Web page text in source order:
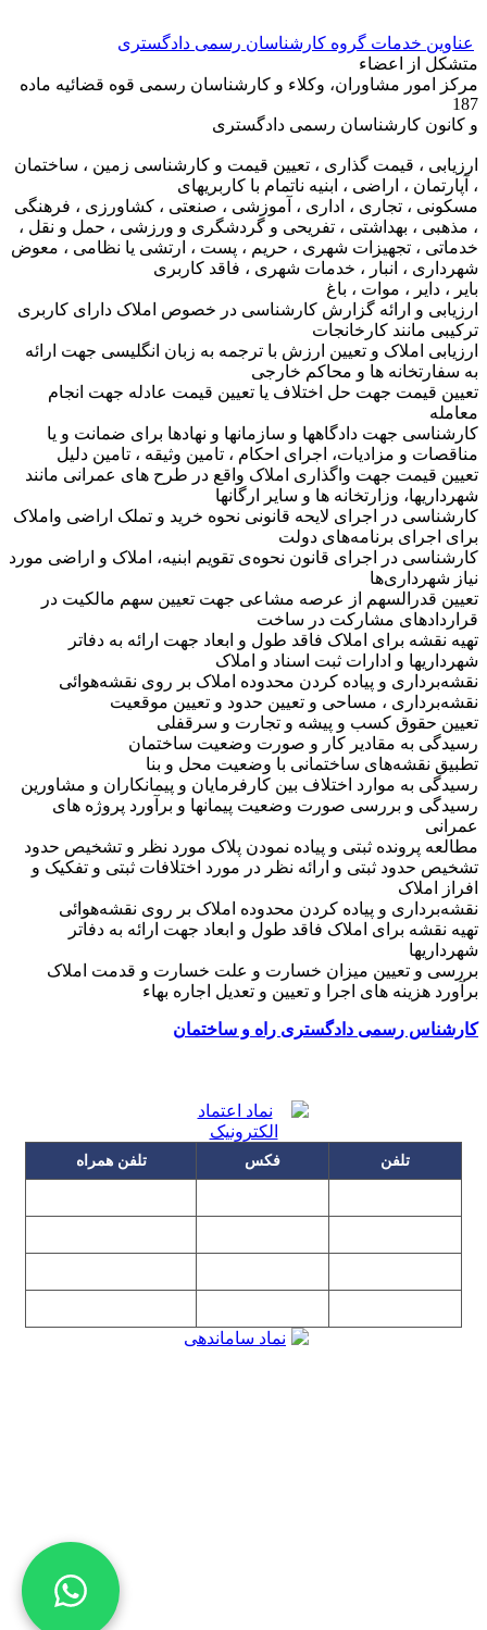
عناوین خدمات گروه کارشناسان رسمی دادگستری
متشکل از اعضاء
مرکز امور مشاوران، وکلاء و کارشناسان رسمی قوه قضائیه ماده
187
و کانون کارشناسان رسمی دادگستری
ارزیابی ، قیمت گذاری ، تعیین قیمت و کارشناسی زمین ، ساختمان
، آپارتمان ، اراضی ، ابنیه ناتمام با کاربریهای
مسکونی ، تجاری ، اداری ، آموزشی ، صنعتی ، کشاورزی ، فرهنگی
، مذهبی ، بهداشتی ، تفریحی و گردشگری و ورزشی ، حمل و نقل ،
خدماتی ، تجهیزات شهری ، حریم ، پست ، ارتشی یا نظامی ، معوض
شهرداری ، انبار ، خدمات شهری ، فاقد کاربری
بایر ، دایر ، موات ، باغ
ارزیابی و ارائه گزارش کارشناسی در خصوص املاک دارای کاربری
ترکیبی مانند کارخانجات
ارزیابی املاک و تعیین ارزش با ترجمه به زبان انگلیسی جهت ارائه
به سفارتخانه ها و محاکم خارجی
تعیین قیمت جهت حل اختلاف یا تعیین قیمت عادله جهت انجام
معامله
کارشناسی جهت دادگاهها و سازمانها و نهادها برای ضمانت و یا
مناقصات و مزادیات، اجرای احکام ، تامین وثیقه ، تامین دلیل
تعیین قیمت جهت واگذاری املاک واقع در طرح های عمرانی مانند
شهرداریها، وزارتخانه ها و سایر ارگانها
کارشناسی در اجرای لایحه قانونی نحوه خرید و تملک اراضی واملاک
برای اجرای برنامه‌های دولت
کارشناسی در اجرای قانون نحوه‌ی تقویم ابنیه، املاک و اراضی مورد
نیاز شهرداری‌ها
تعیین قدرالسهم از عرصه مشاعی جهت تعیین سهم مالکیت در
قراردادهای مشارکت در ساخت
تهیه نقشه برای املاک فاقد طول و ابعاد جهت ارائه به دفاتر
شهرداریها و ادارات ثبت اسناد و املاک
نقشه‌برداری و پیاده کردن محدوده املاک بر روی نقشه‌هوائی
نقشه‌برداری ، مساحی و تعیین حدود و تعیین موقعیت
تعیین حقوق کسب و پیشه و تجارت و سرقفلی
رسیدگی به مقادیر کار و صورت وضعیت ساختمان
تطبیق نقشه‌های ساختمانی با وضعیت محل و بنا
رسیدگی به موارد اختلاف بین کارفرمایان و پیمانکاران و مشاورین
رسیدگی و بررسی صورت وضعیت پیمانها و برآورد پروژه های
عمرانی
مطالعه پرونده ثبتی و پیاده نمودن پلاک مورد نظر و تشخیص حدود
تشخیص حدود ثبتی و ارائه نظر در مورد اختلافات ثبتی و تفکیک و
افراز املاک
نقشه‌برداری و پیاده کردن محدوده املاک بر روی نقشه‌هوائی
تهیه نقشه برای املاک فاقد طول و ابعاد جهت ارائه به دفاتر
شهرداریها
بررسی و تعیین میزان خسارت و علت خسارت و قدمت املاک
برآورد هزینه های اجرا و تعیین و تعدیل اجاره بهاء
کارشناس رسمی دادگستری راه و ساختمان
تلفن فکس تلفن همراه